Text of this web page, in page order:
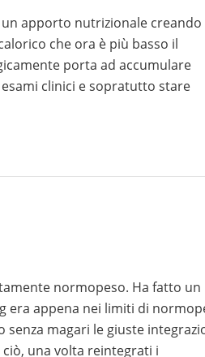
apporto nutrizionale creando
che ora è più basso il
porta ad accumulare
clinici e sopratutto stare
normopeso. Ha fatto un
era appena nei limiti di
magari le giuste
una volta reintegrati i